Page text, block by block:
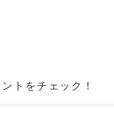
トをチェック！